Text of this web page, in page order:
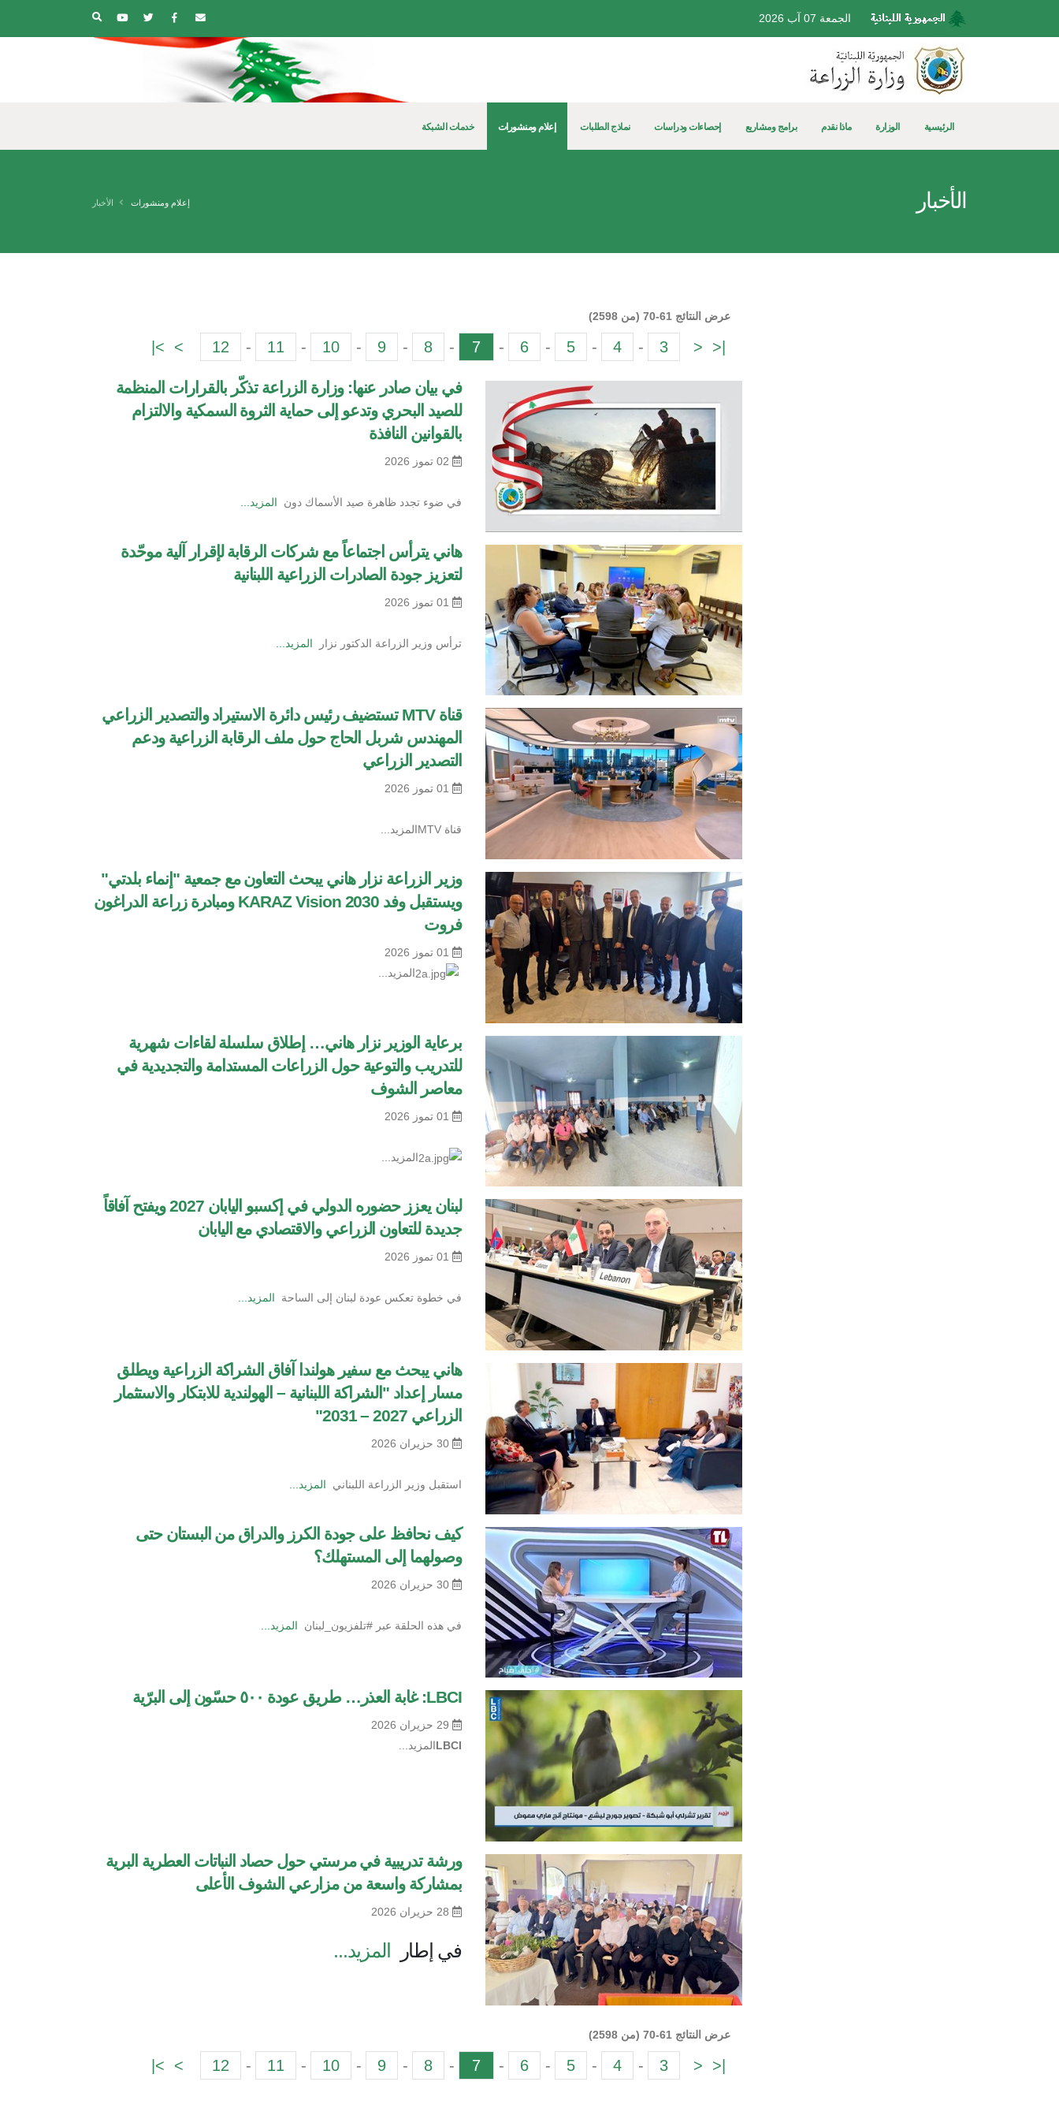
الجمعة 07 آب 2026
الرئيسية الوزارة ماذا نقدم برامج ومشاريع إحصاءات ودراسات نماذج الطلبات إعلام ومنشورات خدمات الشبكة
الأخبار إعلام ومنشورات الأخبار
عرض النتائج 61-70 (من 2598)
|<
<
3
-
4
-
5
-
6
-
7
-
8
-
9
-
10
-
11
-
12
>
>|
في بيان صادر عنها: وزارة الزراعة تذكّر بالقرارات المنظمة
للصيد البحري وتدعو إلى حماية الثروة السمكية والالتزام
بالقوانين النافذة
في ضوء تجدد ظاهرة صيد الأسماك دون المزيد...
هاني يترأس اجتماعاً مع شركات الرقابة لإقرار آلية موحّدة
لتعزيز جودة الصادرات الزراعية اللبنانية
ترأس وزير الزراعة الدكتور نزار المزيد...
قناة MTV تستضيف رئيس دائرة الاستيراد والتصدير الزراعي
المهندس شربل الحاج حول ملف الرقابة الزراعية ودعم
التصدير الزراعي
قناةMTVالمزيد...
وزير الزراعة نزار هاني يبحث التعاون مع جمعية "إنماء بلدتي"
ويستقبل وفد KARAZ Vision 2030 ومبادرة زراعة الدراغون
فروت
المزيد...
برعاية الوزير نزار هاني… إطلاق سلسلة لقاءات شهرية
للتدريب والتوعية حول الزراعات المستدامة والتجديدية في
معاصر الشوف
المزيد...
لبنان يعزز حضوره الدولي في إكسبو اليابان 2027 ويفتح آفاقاً
جديدة للتعاون الزراعي والاقتصادي مع اليابان
في خطوة تعكس عودة لبنان إلى الساحة المزيد...
هاني يبحث مع سفير هولندا آفاق الشراكة الزراعية ويطلق
مسار إعداد "الشراكة اللبنانية – الهولندية للابتكار والاستثمار
الزراعي 2027 – 2031"
30 حزيران 2026
استقبل وزير الزراعة اللبناني المزيد...
كيف نحافظ على جودة الكرز والدراق من البستان حتى
وصولهما إلى المستهلك؟
30 حزيران 2026
في هذه الحلقة عبر #تلفزيون_لبنان المزيد...
LBCI: غابة العذر… طريق عودة ٥٠٠ حسّون إلى البرّية
LBCIالمزيد...
ورشة تدريبية في مرستي حول حصاد النباتات العطرية البرية
بمشاركة واسعة من مزارعي الشوف الأعلى
في إطار المزيد...
عرض النتائج 61-70 (من 2598)
|<
<
3
-
4
-
5
-
6
-
7
-
8
-
9
-
10
-
11
-
12
>
>|